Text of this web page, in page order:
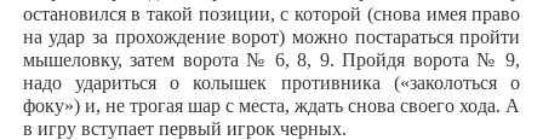
остановился в такой позиции, с которой (снова имея право
на удар за прохождение ворот) можно постараться пройти
мышеловку, затем ворота № 6, 8, 9. Пройдя ворота № 9,
надо удариться о колышек противника («заколоться о
фоку») и, не трогая шар с места, ждать снова своего хода. А
в игру вступает первый игрок черных.